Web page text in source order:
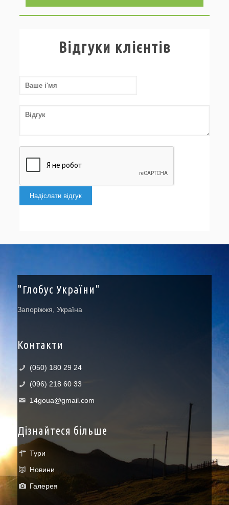
Відгуки клієнтів
Надіслати відгук
"Глобус України"
Запоріжжя, Україна
Контакти
(050) 180 29 24
(096) 218 60 33
14goua@gmail.com
Дізнайтеся більше
Тури
Новини
Галерея